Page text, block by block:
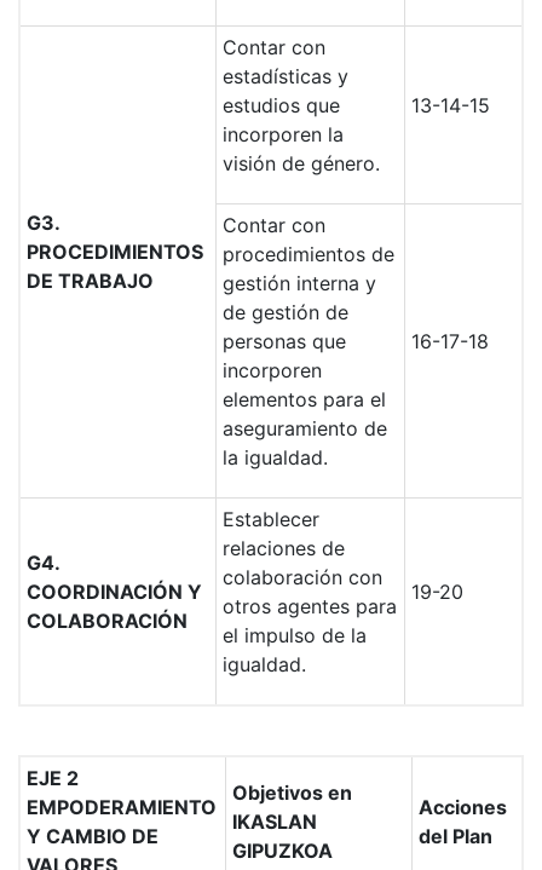
G3.
PROCEDIMIENTOS
DE TRABAJO
Contar con
estadísticas y
estudios que
incorporen la
visión de género.
13-14-15
Contar con
procedimientos de
gestión interna y
de gestión de
personas que
incorporen
elementos para el
aseguramiento de
la igualdad.
16-17-18
G4.
COORDINACIÓN Y
COLABORACIÓN
Establecer
relaciones de
colaboración con
otros agentes para
el impulso de la
igualdad.
19-20
EJE 2
EMPODERAMIENTO
Y CAMBIO DE
Objetivos en
IKASLAN
GIPUZKOA
Acciones
del Plan